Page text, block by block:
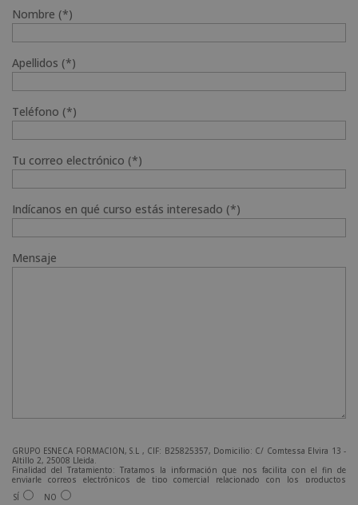
Nombre (*)
Apellidos (*)
Teléfono (*)
Tu correo electrónico (*)
Indícanos en qué curso estás interesado (*)
Mensaje
GRUPO ESNECA FORMACIÓN, S.L , CIF: B25825357, Domicilio: C/ Comtessa Elvira 13 -
Altillo 2, 25008 Lleida.
Finalidad del Tratamiento: Tratamos la información que nos facilita con el fin de
enviarle correos electrónicos de tipo comercial relacionado con los productos
ofrecidos y otros tipo de productos que fueran de su interés.
Legitimación del tratamiento: Consentimiento del interesado.
SÍ NO